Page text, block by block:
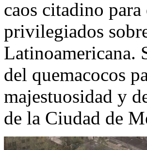
caos citadino
privilegiados
Latinoamericana.
del quemacocos
majestuosidad y
de la Ciudad de